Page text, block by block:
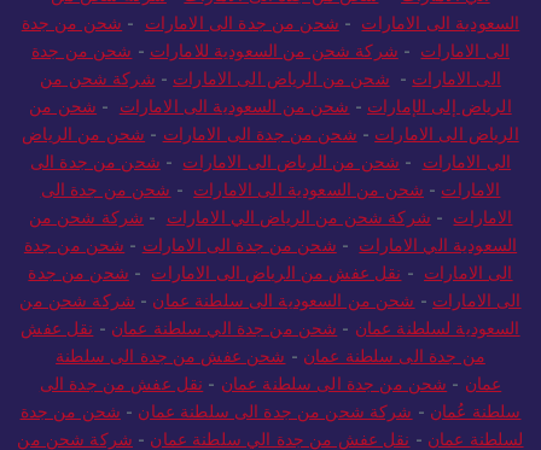
الي الامارات-شحن من جدة الى الامارات- شركة شحن من
السعودية الى الامارات-شحن من جدة الى الامارات -شحن من جدة
الى الامارات- شركة شحن من السعودية للامارات- شحن من جدة
الى الامارات- شحن من الرياض الى الامارات-شركة شحن من
الرياض إلى الإمارات-شحن من السعودية الى الامارات-شحن من
الرياض الى الامارات- شحن من جدة الى الامارات -شحن من الرياض
الي الامارات-شحن من الرياض الى الامارات -شحن من جدة الى
الامارات-شحن من السعودية الى الامارات-شحن من جدة الى
الامارات - شركة شحن من الرياض الي الامارات -شركة شحن من
السعودية الي الامارات- شحن من جدة الى الامارات -شحن من جدة
الى الامارات-نقل عفش من الرياض الى الامارات -شحن من جدة
الى الامارات -شحن من السعودية الى سلطنة عمان -شركة شحن من
السعودية لسلطنة عمان-شحن من جدة الي سلطنة عمان -نقل عفش
من جدة الى سلطنة عمان-شحن عفش من جدة الى سلطنة
عمان-شحن من جدة الى سلطنة عمان-نقل عفش من جدة الى
سلطنة عُمان- شركة شحن من جدة الى سلطنة عمان - شحن من جدة